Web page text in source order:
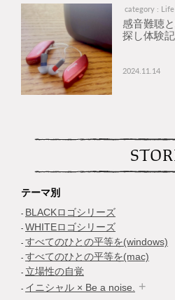
category :
感音難聴
探し体験記
2024.11.14
テーマ別
BLACKロゴシリーズ
WHITEロゴシリーズ
すべてのひとの平等を(windows)
すべてのひとの平等を(mac)
立場性の自覚
イニシャル × Be a noise.